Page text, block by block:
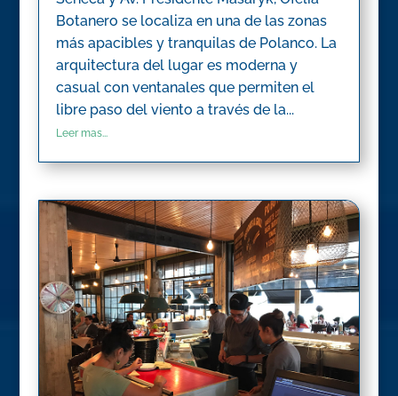
Botanero se localiza en una de las zonas
más apacibles y tranquilas de Polanco. La
arquitectura del lugar es moderna y
casual con ventanales que permiten el
libre paso del viento a través de la...
Leer mas...